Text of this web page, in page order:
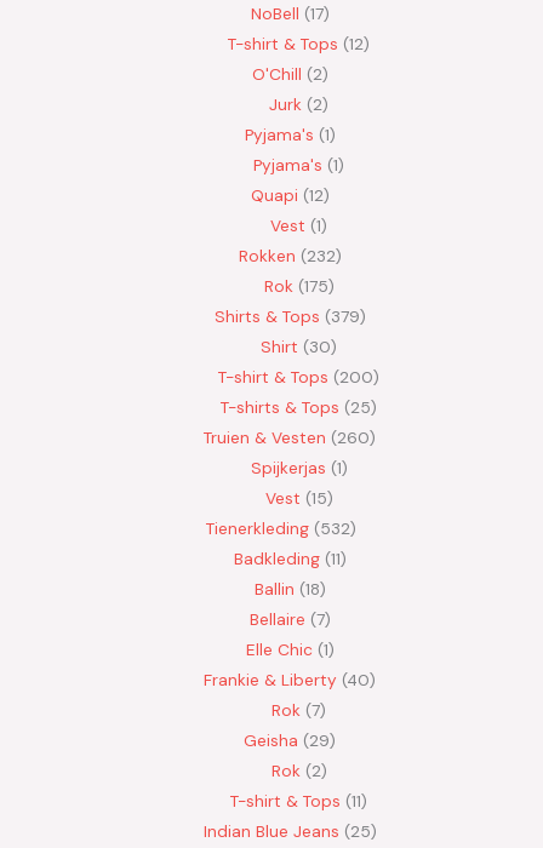
NoBell 17
T-shirt & Tops 12
O'Chill 2
Jurk
2
Pyjama's 1
Pyjama's 1
Quapi 12
Vest 1
Rokken 232
Rok 175
Shirts & Tops 379
Shirt
30
T-shirt & Tops
200
T-shirts & Tops
25
Truien & Vesten
260
Spijkerjas 1
Vest 15
Tienerkleding 532
Badkleding 11
Ballin 18
Bellaire 7
Elle Chic 1
Frankie & Liberty 40
Rok 7
Geisha
29
Rok 2
T-shirt & Tops 11
Indian Blue Jeans 25